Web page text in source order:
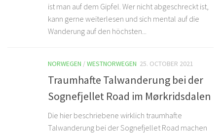
ist man auf dem Gipfel. Wer nicht abgeschreckt ist,
kann gerne weiterlesen und sich mental auf die
Wanderung auf den höchsten...
NORWEGEN /WESTNORWEGEN 25. OCTOBER 2021
Traumhafte Talwanderung bei der
Sognefjellet Road im Mørkridsdalen
Die hier beschriebene wirklich traumhafte
Talwanderung bei der Sognefjellet Road machen